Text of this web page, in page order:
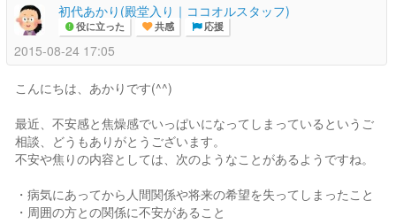
初代あかり(殿堂入り｜ココオルスタッフ)
役に立った 共感 応援
2015-08-24 17:05
こんにちは、あかりです(^^)
最近、不安感と焦燥感でいっぱいになってしまっているというご
相談、どうもありがとうございます。
不安や焦りの内容としては、次のようなことがあるようですね。
・病気にあってから人間関係や将来の希望を失ってしまったこと
・周囲の方との関係に不安があること